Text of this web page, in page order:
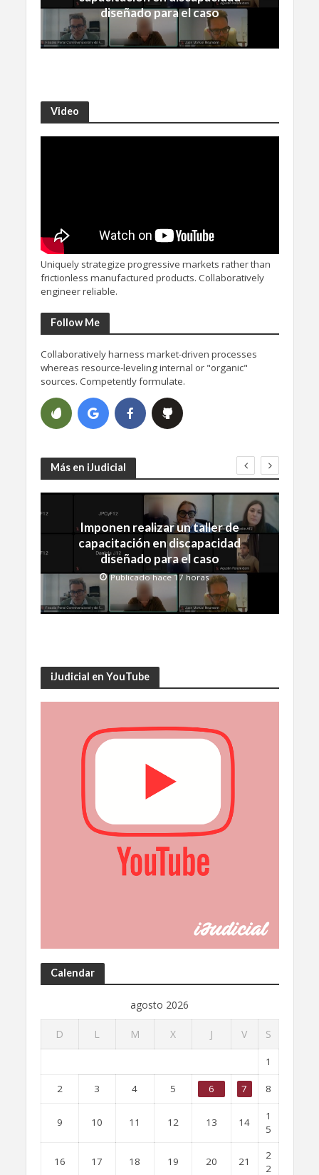
diseñado para el caso
Video
Uniquely strategize progressive markets rather than
frictionless manufactured products. Collaboratively
engineer reliable.
Follow Me
Collaboratively harness market-driven processes
whereas resource-leveling internal or "organic"
sources. Competently formulate.
Más en iJudicial
Imponen realizar un taller de
capacitación en discapacidad
diseñado para el caso
Publicado hace 17 horas
iJudicial en YouTube
Calendar
agosto 2026
D L M X J V S
1
2 3 4 5 6 7 8
9 10 11 12 13 14
1
5
16 17 18 19 20 21
2
2